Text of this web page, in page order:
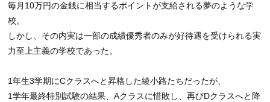
毎月10万円の金銭に相当するポイントが支給される夢のような学
校。
しかし、その内実は一部の成績優秀者のみが好待遇を受けられる実
力至上主義の学校であった。
1年生3学期にCクラスへと昇格した綾小路たちだったが、
1学年最終特別試験の結果、Aクラスに惜敗し、再びDクラスへと降